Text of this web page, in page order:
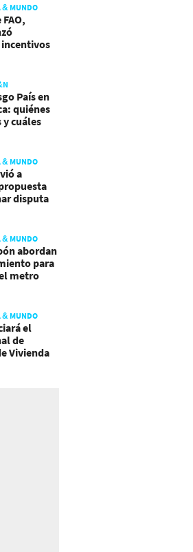
& MUNDO
País en
quiénes
y cuáles
& MUNDO
a
disputa
& MUNDO
abordan
para
metro
& MUNDO
el
de
Vivienda